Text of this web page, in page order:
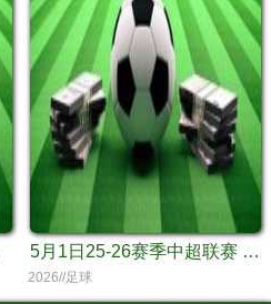
5月1日25-26赛季中超联赛 山东泰山VS青岛西海岸
2026//足球